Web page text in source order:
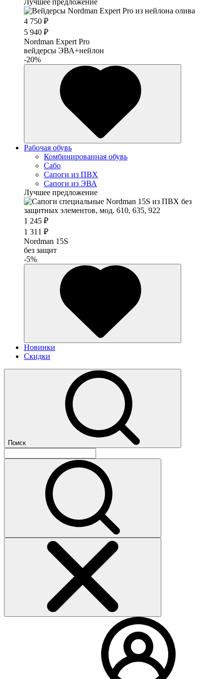
Лучшее предложение
4 750 ₽
5 940 ₽
Nordman Expert Pro
вейдерсы ЭВА+нейлон
-20%
Рабочая обувь
Комбинированная обувь
Сабо
Сапоги из ПВХ
Сапоги из ЭВА
Лучшее предложение
1 245 ₽
1 311 ₽
Nordman 15S
без защит
-5%
Новинки
Скидки
Поиск